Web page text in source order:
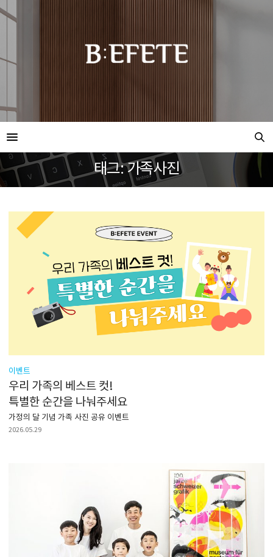
태그: 가족사진
이벤트
우리 가족의 베스트 컷!
특별한 순간을 나눠주세요
가정의 달 기념 가족 사진 공유 이벤트
2026.05.29